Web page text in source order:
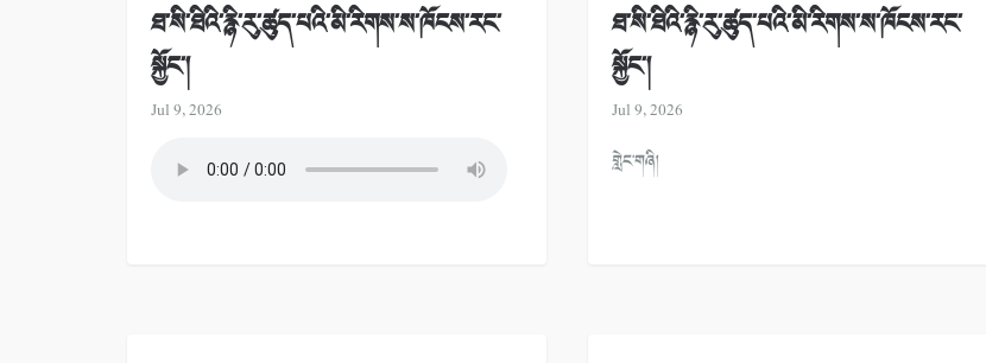
ཐ་སི་ཐིའི་རྙི་རུ་ཚུད་པའི་མི་རིགས་ས་ཁོངས་རང་
སྐྱོང་།
Jul 9, 2026
ཐ་སི་ཐིའི་རྙི་རུ་ཚུད་པའི་མི་རིགས་ས་ཁོངས་རང་
སྐྱོང་།
Jul 9, 2026
གླེང་གཞི།